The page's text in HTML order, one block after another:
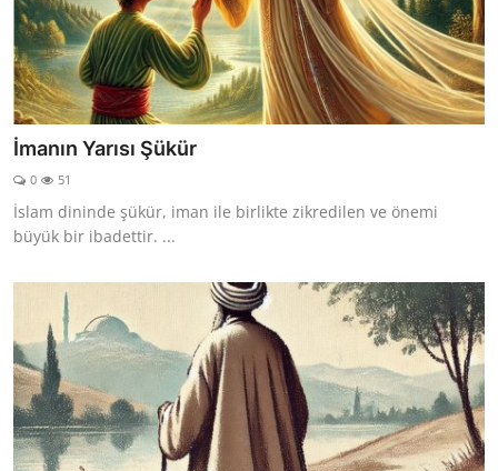
İmanın Yarısı Şükür
0 51
İslam dininde şükür, iman ile birlikte zikredilen ve önemi
büyük bir ibadettir. ...